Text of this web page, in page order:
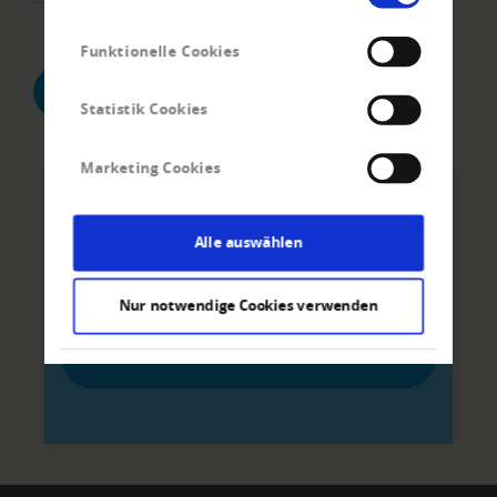
Funktionelle Cookies
Statistik Cookies
Marketing Cookies
Alle auswählen
Nur notwendige Cookies verwenden
WEITER ZU DEN ANGABEN ZUM SCHULDNER
Wir sind für Sie da:
Creditreform vor Ort